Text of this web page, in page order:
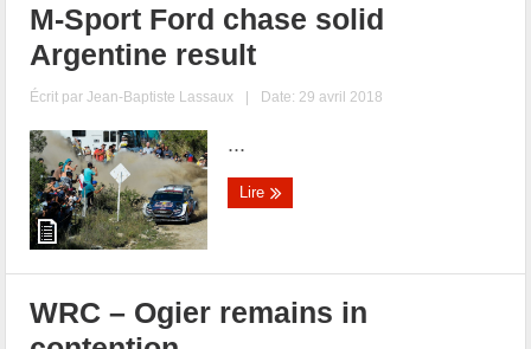
M-Sport Ford chase solid
Argentine result
Écrit parJean-Baptiste Lassaux | Date: 29 avril 2018
...
Lire
WRC – Ogier remains in